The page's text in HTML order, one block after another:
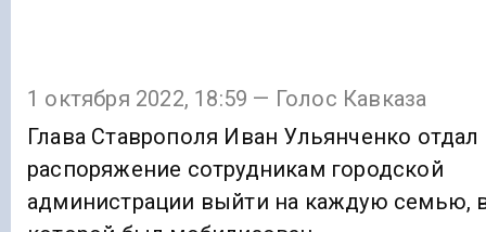
1 октября 2022, 18:59 — Голос Кавказа
Глава Ставрополя Иван Ульянченко отдал
распоряжение сотрудникам городской
администрации выйти на каждую семью,